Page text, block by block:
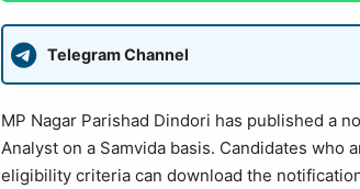
Telegram Channel
MP Nagar Parishad Dindori has published a
Analyst on a Samvida basis. Candidates
eligibility criteria can download the